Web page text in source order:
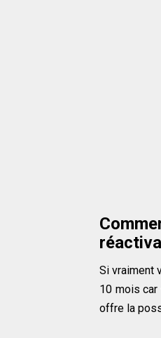
Si vraiment
10 mois
offre la